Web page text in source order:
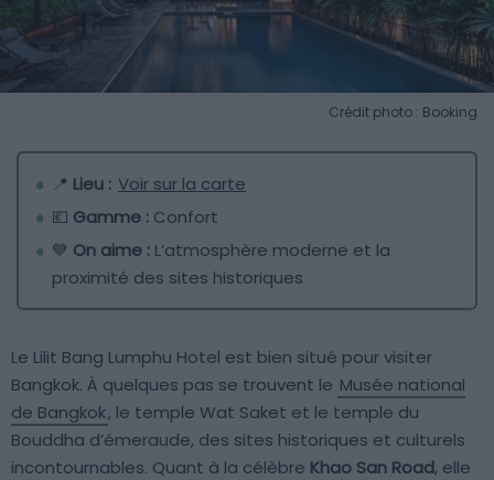
Crédit photo : Booking
📍 Lieu : Voir sur la carte
💶 Gamme : Confort
💙 On aime : L’atmosphère moderne et la
proximité des sites historiques
Le Lilit Bang Lumphu Hotel est bien situé pour visiter
Bangkok. À quelques pas se trouvent le Musée national
de Bangkok, le temple Wat Saket et le temple du
Bouddha d’émeraude, des sites historiques et culturels
incontournables. Quant à la célèbre Khao San Road, elle